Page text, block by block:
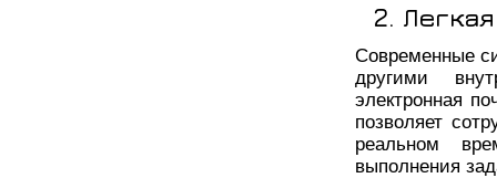
2.
Современные
другими
электронная
позволяет
реальном
выполнения